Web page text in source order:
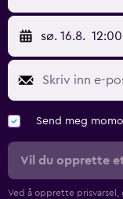
sø. 16.8. 12:00
Send meg
Vil du opprette
Ved å opprette prisvarsel,